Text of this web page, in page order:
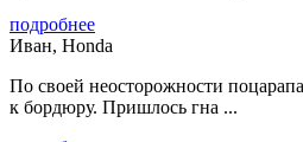
подробнее
Иван, Honda
По своей неосторожности
к бордюру. Пришлось гна ...